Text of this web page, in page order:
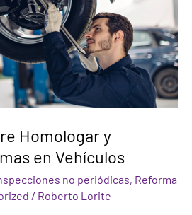
Homologar y
en Vehículos
no periódicas, Reforma
/ Roberto Lorite